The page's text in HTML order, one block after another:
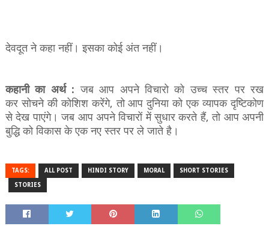
देवदूत ने कहा नहीं। इसका कोई अंत नहीं।
कहानी का अर्थ : जब आप अपने विचारोको उच्च स्तर पररख
करसोचने की कोशिश करेंगे, तोआप दुनिया को एक व्यापक दृष्टिकोण
से देख पाएंगे। जब आप अपने विचारों में सुधार करते हैं,तो आप अपनी
बुद्धिको विकास के एक नए स्तरपर ले जाते है।
TAGS: ALL POST HINDI STORY MORAL SHORT STORIES
STORIES